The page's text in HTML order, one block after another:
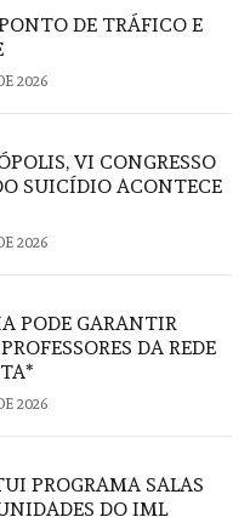
DE TRÁFICO E
2026
VI CONGRESSO
SUICÍDIO ACONTECE
2026
PODE GARANTIR
DA REDE
2026
PROGRAMA SALAS
DO IML